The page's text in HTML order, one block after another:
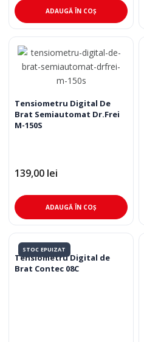
ADAUGĂ ÎN COȘ
Tensiometru Digital De
Brat Semiautomat Dr.Frei
M-150S
139,00 lei
ADAUGĂ ÎN COȘ
STOC EPUIZAT
Tensiometru Digital de
Brat Contec 08C